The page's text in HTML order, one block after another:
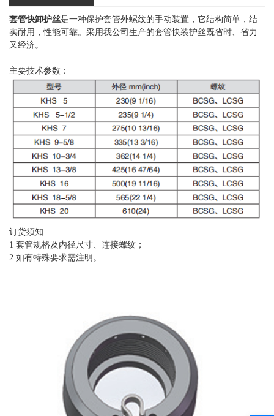
套管快卸护丝是一种保护套管外螺纹的手动装置，它结构简单，结
实耐用，性能可靠。采用我公司生产的套管快装护丝既省时、省力
又经济。
主要技术参数：
订货须知
1 套管规格及内径尺寸、连接螺纹；
2 如有特殊要求需注明。